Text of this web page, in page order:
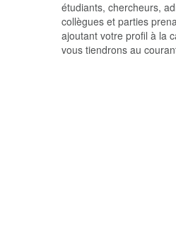
étudiants, chercheurs,
collègues et parties
ajoutant votre profil à la
vous tiendrons au